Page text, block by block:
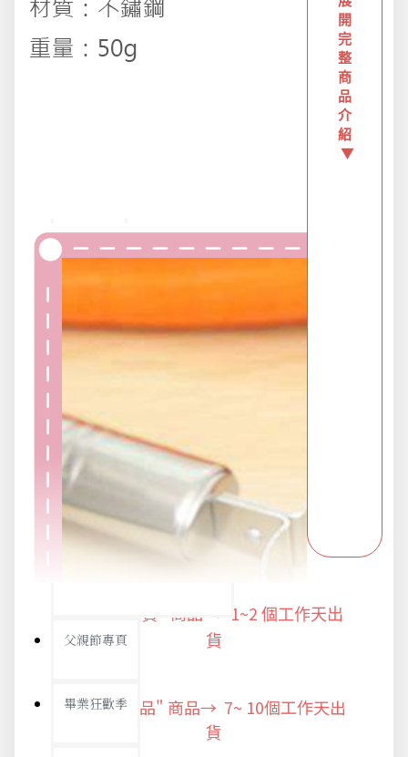
團購區-買越多省越多
年終大促專區
旅行實用好物
派對用品
浪漫好禮
父親節專頁
畢業狂歡季
開
完
整
商
品
介
紹
▼
"快速出貨" 商品 → 1~2 個工作天出
貨
"預購商品" 商品→ 7~ 10個工作天出
貨